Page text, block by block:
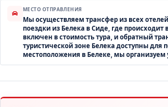
МЕСТО ОТПРАВЛЕНИЯ
Мы осуществляем трансфер из всех
поездки из Белека в Сиде, где
включен в стоимость тура, и обратный
туристической зоне Белека доступны
местоположения в Белеке, мы